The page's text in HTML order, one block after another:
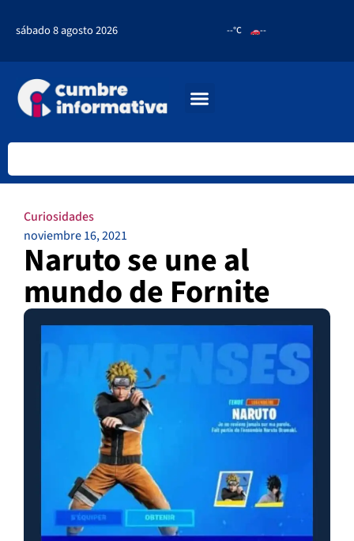
sábado 8 agosto 2026 --°C --
Curiosidades
noviembre 16, 2021
Naruto se une al
mundo de Fornite